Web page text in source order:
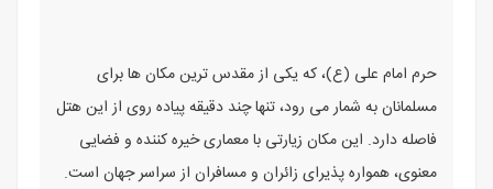
حرم امام علی (ع)، که یکی از مقدس ترین مکان ها برای
مسلمانان به شمار می رود، تنها چند دقیقه پیاده روی از این هتل
فاصله دارد. این مکان زیارتی با معماری خیره کننده و فضایی
معنوی، همواره پذیرای زائران و مسافران از سراسر جهان است.